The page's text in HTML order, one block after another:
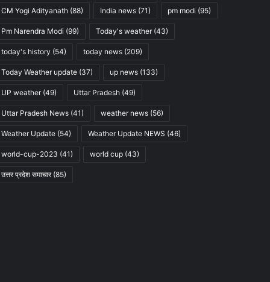
CM Yogi Adityanath(88) India news(71) pm modi (95)
Pm Narendra Modi (99) Today's weather(43)
today's history (54) today news(209)
Today Weather update(37) up news(133)
UP weather(49) Uttar Pradesh(49)
Uttar Pradesh News(41) weather news(56)
Weather Update(54) Weather Update NEWS (46)
world-cup-2023 (41) world cup(43)
उत्तर प्रदेश समाचार(85)